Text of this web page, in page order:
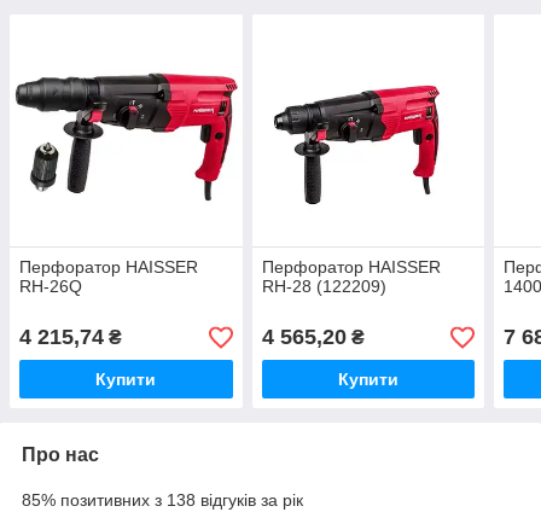
Перфоратор HAISSER
RH-26Q
4 215,74 ₴
Купити
Перфоратор HAISSER
RH-28 (122209)
4 565,20₴
Купити
7
Про нас
85% позитивних з 138 відгуків за рік